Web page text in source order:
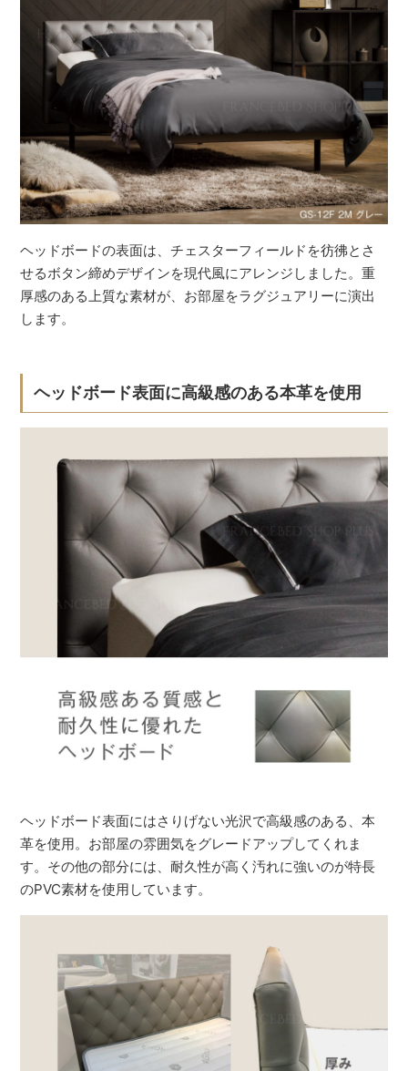
ヘッドボードの表面は、チェスターフィールドを彷彿とさ
せるボタン締めデザインを現代風にアレンジしました。重
厚感のある上質な素材が、お部屋をラグジュアリーに演出
します。
ヘッドボード表面に高級感のある本革を使用
ヘッドボード表面にはさりげない光沢で高級感のある、本
革を使用。お部屋の雰囲気をグレードアップしてくれま
す。その他の部分には、耐久性が高く汚れに強いのが特長
のPVC素材を使用しています。